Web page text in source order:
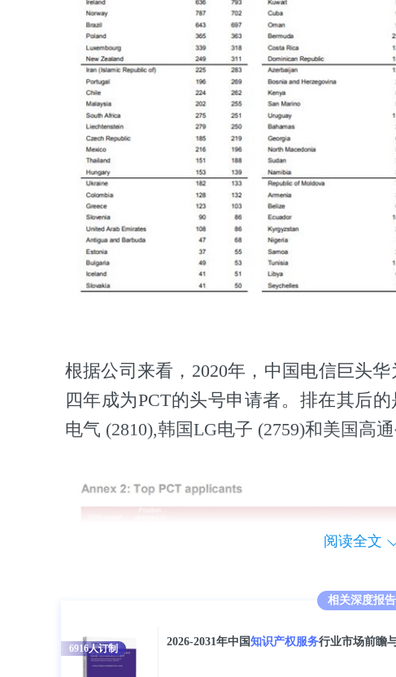
根据公司来看，2020年，中国电信巨头
四年成为PCT的头号申请者。排在其后
电气 (2810),韩国LG电子 (2759)和美国高通
阅读全文
相关深度报告
2026-2031年中国知识产权服务行业市场前瞻
6916人订制